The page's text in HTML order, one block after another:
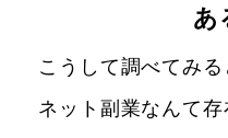
あ
こうして調べてみ
ネット副業なんて存